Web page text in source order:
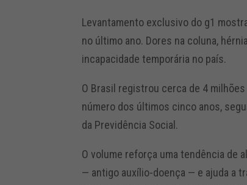
Levantamento exclusivo do g1
no último ano. Dores na coluna,
incapacidade temporária no país.
O Brasil registrou cerca de 4
número dos últimos cinco anos,
da Previdência Social.
O volume reforça uma tendência de
— antigo auxílio-doença — e ajuda a